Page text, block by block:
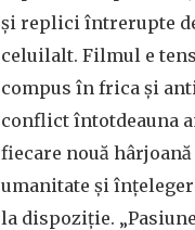
și replici întrerupte
celuilalt. Filmul e
compus în frica și
conflict întotdeauna
fiecare nouă
umanitate și
la dispoziție.